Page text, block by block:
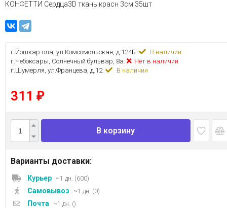
КОНФЕТТИ Сердца3D ткань красн 3см 35шт
г.Йошкар-ола, ул.Комсомольская, д.124Б:
В наличии
г.Чебоксары, Солнечный бульвар, 8а:
Нет в наличии
г.Шумерля, ул.Францева, д.12:
В наличии
311 ₽
В корзину
Варианты доставки:
Курьер ~1 дн. (600)
Самовывоз ~1 дн. (0)
Почта ~1 дн. ()